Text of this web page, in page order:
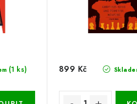
(1 ks) 899 Kč